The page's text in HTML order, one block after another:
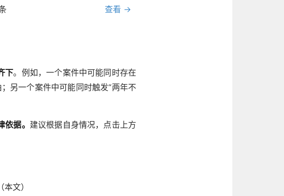
查看 →
下。例如，一个案件中可能同时存在
另一个案件中可能同时触发“两年不
据。 建议根据自身情况，点击上方
文）